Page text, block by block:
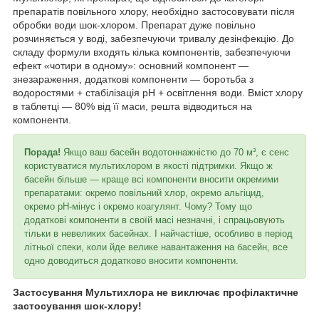
препаратів повільного хлору, необхідно застосовувати після
обробки води шок-хлором. Препарат дуже повільно
розчиняється у воді, забезпечуючи тривалу дезінфекцію. До
складу формули входять кілька компонентів, забезпечуючи
ефект «чотири в одному»: основний компонент —
знезараження, додаткові компоненти — боротьба з
водоростями + стабілізація pH + освітлення води. Вміст хлору
в таблетці — 80% від її маси, решта відводиться на
компоненти.
Порада! Якщо ваш басейн водотоннажністю до 70 м³, є сенс
користуватися мультихлором в якості підтримки. Якщо ж
басейн більше — краще всі компоненти вносити окремими
препаратами: окремо повільний хлор, окремо альгіцид,
окремо pH-мінус і окремо коагулянт. Чому? Тому що
додаткові компоненти в своїй масі незначні, і спрацьовують
тільки в невеликих басейнах. І найчастіше, особливо в період
літньої спеки, коли йде велике навантаження на басейн, все
одно доводиться додатково вносити компоненти.
Застосування Мультихлора не виключає профілактичне
застосування шок-хлору!